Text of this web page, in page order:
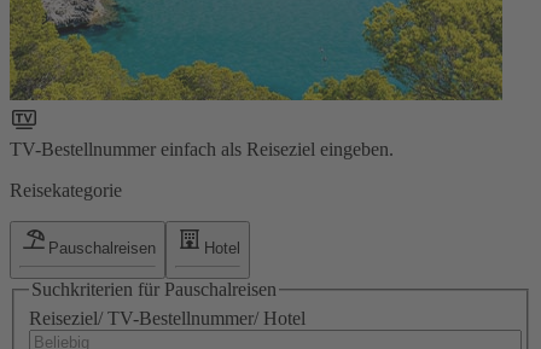
TV-Bestellnummer einfach als Reiseziel eingeben.
Reisekategorie
Pauschalreisen Hotel
Suchkriterien für Pauschalreisen
Reiseziel/ TV-Bestellnummer/ Hotel